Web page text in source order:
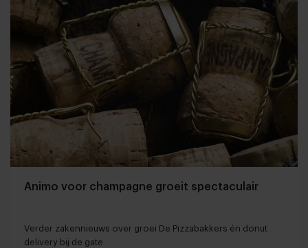
Animo voor champagne groeit spectaculair
Verder zakennieuws over groei De Pizzabakkers én donut
delivery bij de gate